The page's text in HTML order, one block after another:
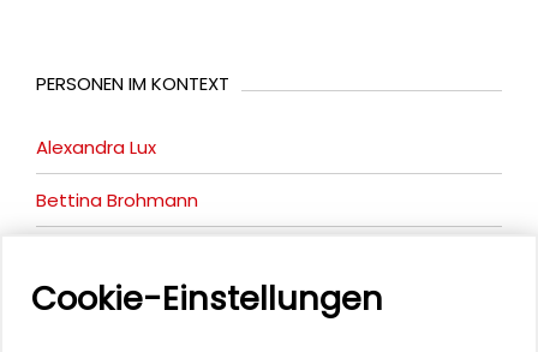
PERSONEN IM KONTEXT
Alexandra Lux
Bettina Brohmann
Cookie-Einstellungen